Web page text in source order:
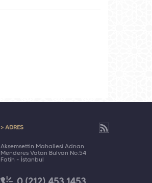
> ADRES
Akşemsettin Mahallesi Adnan
Menderes Vatan Bulvarı No:54
Fatih - İstanbul